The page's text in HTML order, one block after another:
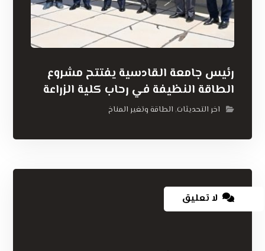
رئيس جامعة القادسية يفتتح مشروع
الطاقة النظيفة في رحاب كلية الزراعة
اخر التحديثات, الطاقة وتغير المناخ
لا تعليق